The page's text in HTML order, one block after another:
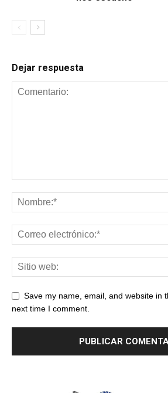
Dejar respuesta
Save my name, email, and website in
next time I comment.